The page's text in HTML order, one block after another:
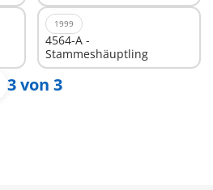
1999
4564-A -
Stammeshäuptling
3 von 3